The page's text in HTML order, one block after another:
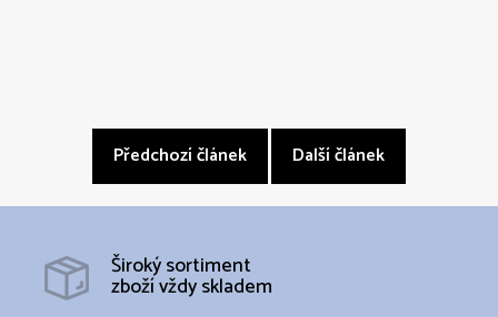
Předchozí článek Další článek
Široký sortiment
zboží vždy skladem